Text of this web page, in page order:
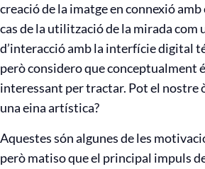
creació de la imatge en connexió
cas de la utilització de la mirada com
d’interacció amb la interfície digital
però considero que conceptualment
interessant per tractar. Pot el nostre
una eina artística?
Aquestes són algunes de les
però matiso que el principal impuls